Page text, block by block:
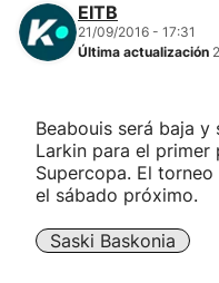
Kirolak 360
Carreras de montaña
EITB
21/09/2016 - 17:31
Última actualización
Beabouis será baja y
Larkin para el primer
Supercopa. El
el sábado próximo.
Saski Baskonia